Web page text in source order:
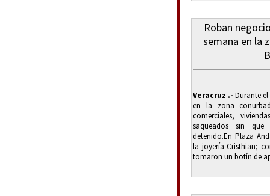
Roban
semana en la
Veracruz .- Durante
en la zona
comerciales,
saqueados sin
detenido.En Plaza
la joyería Cristhian;
tomaron un botín de